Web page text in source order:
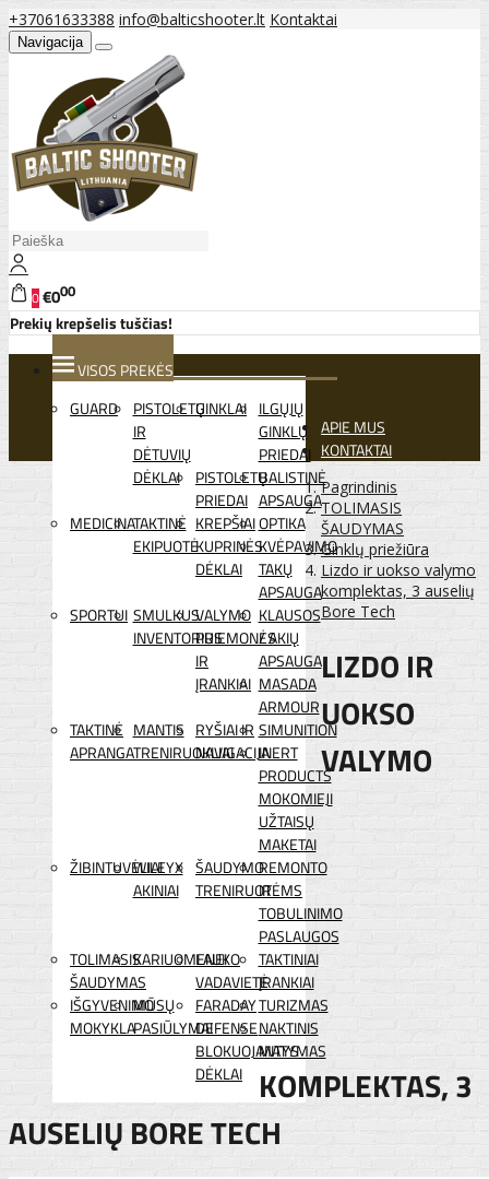
+37061633388 info@balticshooter.lt Kontaktai
Navigacija
0€000
Prekių krepšelis tuščias!
VISOS PREKĖS
GUARD
PISTOLETŲ
IR
DĖTUVIŲ
DĖKLAI
GINKLAI ILGŲJŲ
GINKLŲ
PRIEDAI
PISTOLETŲ
PRIEDAI
BALISTINĖ
APSAUGA
MEDICINATAKTINĖ
EKIPUOTĖ
KREPŠIAI
KUPRINĖS
DĖKLAI
OPTIKA
KVĖPAVIMO
TAKŲ
APSAUGA
SPORTUI SMULKUS
INVENTORIUS
VALYMO
PRIEMONĖS
IR
ĮRANKIAI
KLAUSOS
/ AKIŲ
APSAUGA
MASADA
ARMOUR
TAKTINĖ
APRANGA
MANTIS
TRENIRUOKLIAI
RYŠIAI IR
NAVIGACIJA
SIMUNITION
INERT
PRODUCTS
MOKOMIEJI
UŽTAISŲ
MAKETAI
ŽIBINTUVĖLIAI
WILEYX
AKINIAI
ŠAUDYMO
TRENIRUOTĖMS
REMONTO
IR
TOBULINIMO
PASLAUGOS
TOLIMASIS
ŠAUDYMAS
KARIUOMENEI
LAUKO
VADAVIETĖ
TAKTINIAI
ĮRANKIAI
IŠGYVENIMO
MOKYKLA
MŪSŲ
PASIŪLYMAI
FARADAY
DEFENSE
BLOKUOJANTYS
DĖKLAI
TURIZMAS
NAKTINIS
MATYMAS
APIE MUS
KONTAKTAI
Pagrindinis
TOLIMASIS
ŠAUDYMAS
Ginklų priežiūra
Lizdo ir uokso valymo
komplektas, 3 auselių
Bore Tech
LIZDO IR
UOKSO
VALYMO
KOMPLEKTAS, 3
AUSELIŲ BORE TECH